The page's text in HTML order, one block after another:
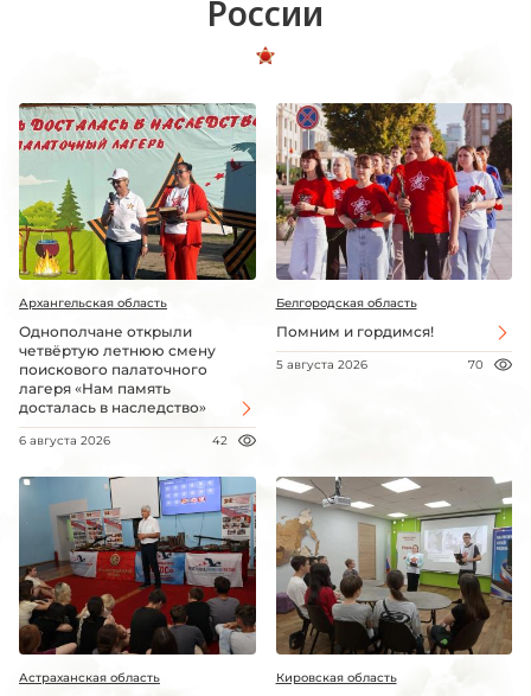
России
Архангельская область
Однополчане открыли
четвёртую летнюю смену
поискового палаточного
лагеря «Нам память
досталась в наследство»
6 августа 2026 42
Белгородская область
Помним и гордимся!
5 августа 2026 70
Астраханская область Кировская область